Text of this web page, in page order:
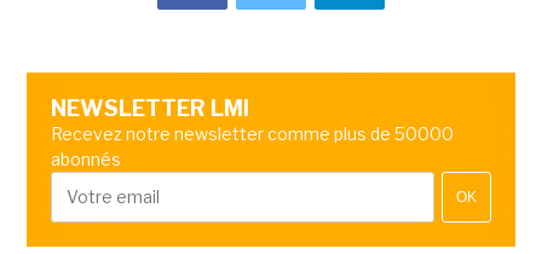
NEWSLETTER LMI
Recevez notre newsletter comme plus de 50000
abonnés
OK